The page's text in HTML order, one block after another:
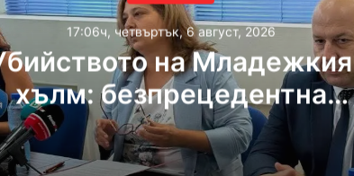
17:06ч, четвъртък, 6 август, 2026
на Младежкия
хълм: безпрецедентна
жестокост от „ловци на
педофили“